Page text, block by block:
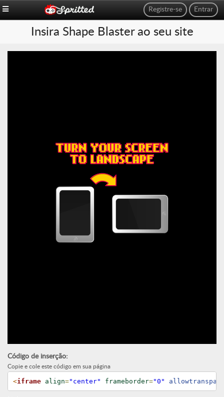
Entrar
Registre-se
Insira Shape Blaster ao seu site
Código de inserção:
Copie e cole este código em sua página
<iframe align="center" frameborder="0"